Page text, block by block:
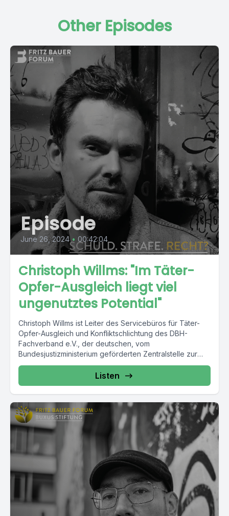
Other Episodes
Episode
June 26, 2024 • 00:42:04
Christoph Willms: "Im Täter-
Opfer-Ausgleich liegt viel
ungenutztes Potential"
Christoph Willms ist Leiter des Servicebüros für Täter-
Opfer-Ausgleich und Konfliktschlichtung des DBH-
Fachverband e.V., der deutschen, vom
Bundesjustizministerium geförderten Zentralstelle zur
inhaltlichen Förderung der Konfliktvermittlung...
Listen